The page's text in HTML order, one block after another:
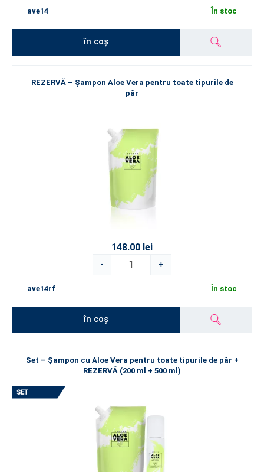
ave14 În stoc
în coș
REZERVĂ – Șampon Aloe Vera pentru toate tipurile de
păr
148.00 lei
-
+
ave14rf În stoc
în coș
Set – Șampon cu Aloe Vera pentru toate tipurile de păr +
REZERVĂ (200 ml + 500 ml)